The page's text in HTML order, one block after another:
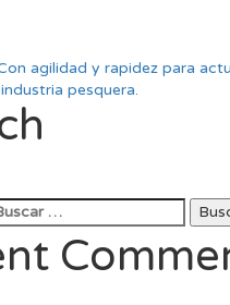
agilidad y rapidez para
pesquera.